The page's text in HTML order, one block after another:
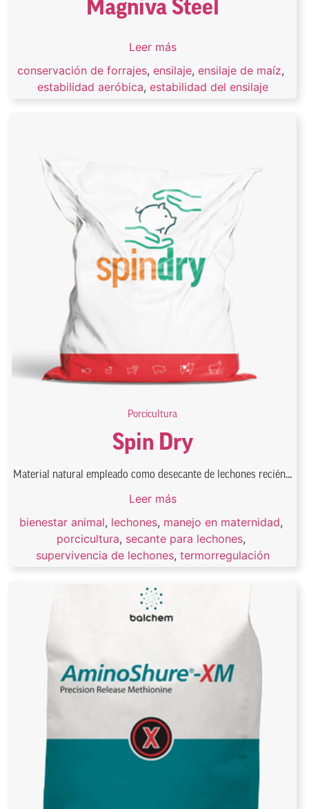
Magniva Steel
Leer más
conservación de forrajes, ensilaje, ensilaje de maíz,
estabilidad aeróbica, estabilidad del ensilaje
Porcicultura
Spin Dry
Material natural empleado como desecante de lechones recién...
Leer más
bienestar animal, lechones, manejo en maternidad,
porcicultura, secante para lechones,
supervivencia de lechones, termorregulación